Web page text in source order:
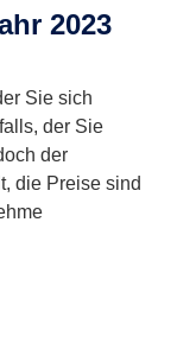
2023
Sie sich
der Sie
der
die Preise sind